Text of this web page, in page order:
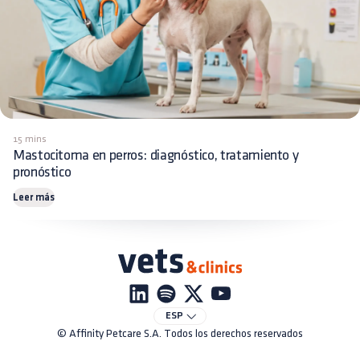
15 mins
Mastocitoma en perros: diagnóstico, tratamiento y
pronóstico
Leer más
ESP
© Affinity Petcare S.A. Todos los derechos reservados